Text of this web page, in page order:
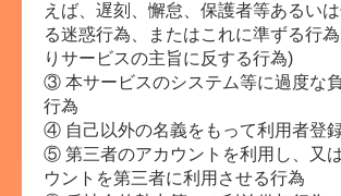
えば、遅刻、懈怠、保護者等あるい
る迷惑行為、またはこれに準ずる行
りサービスの主旨に反する行為)
③ 本サービスのシステム等に過度な
行為
④ 自己以外の名義をもって利用者登
⑤ 第三者のアカウントを利用し、又
ウントを第三者に利用させる行為